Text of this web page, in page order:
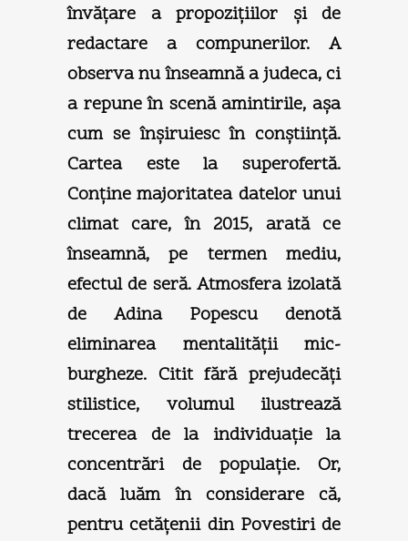
învăţare a propoziţiilor şi de
redactare a compunerilor. A
observa nu înseamnă a judeca, ci
a repune în scenă amintirile, aşa
cum se înşiruiesc în conştiinţă.
Cartea este la superofertă.
Conţine majoritatea datelor unui
climat care, în 2015, arată ce
înseamnă, pe termen mediu,
efectul de seră. Atmosfera izolată
de Adina Popescu denotă
eliminarea mentalităţii mic-
burgheze. Citit fără prejudecăţi
stilistice, volumul ilustrează
trecerea de la individuaţie la
concentrări de populaţie. Or,
dacă luăm în considerare că,
pentru cetăţenii din Povestiri de